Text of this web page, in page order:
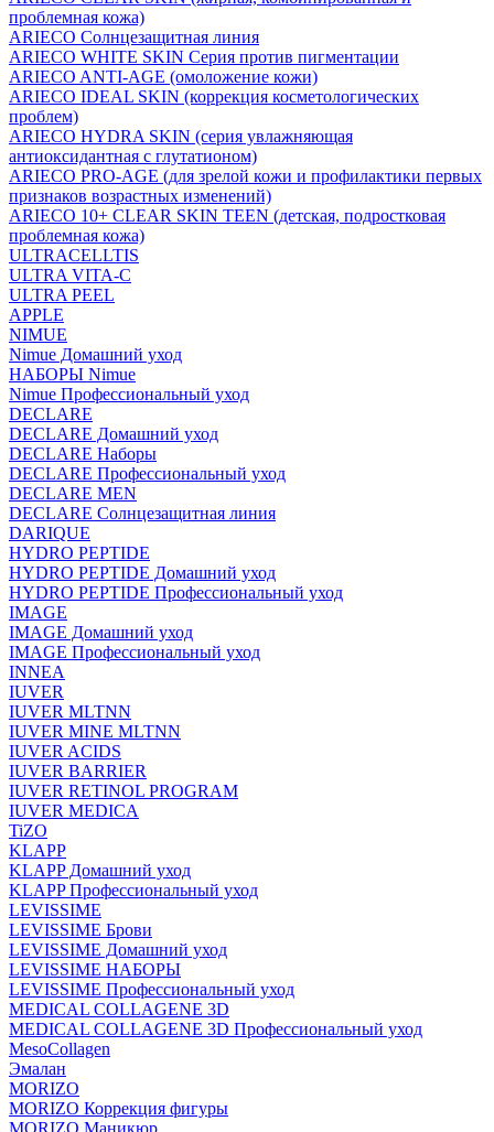
проблемная кожа)
ARIECO Солнцезащитная линия
ARIECO WHITE SKIN Серия против пигментации
ARIECO ANTI-AGE (омоложение кожи)
ARIECO IDEAL SKIN (коррекция косметологических
проблем)
ARIECO HYDRA SKIN (серия увлажняющая
антиоксидантная с глутатионом)
ARIECO PRO-AGE (для зрелой кожи и профилактики первых
признаков возрастных изменений)
ARIECO 10+ CLEAR SKIN TEEN (детская, подростковая
проблемная кожа)
ULTRACELLTIS
ULTRA VITA-C
ULTRA PEEL
APPLE
NIMUE
Nimue Домашний уход
НАБОРЫ Nimue
Nimue Профессиональный уход
DECLARE
DECLARE Домашний уход
DECLARE Наборы
DECLARE Профессиональный уход
DECLARE MEN
DECLARE Солнцезащитная линия
DARIQUE
HYDRO PEPTIDE
HYDRO PEPTIDE Домашний уход
HYDRO PEPTIDE Профессиональный уход
IMAGE
IMAGE Домашний уход
IMAGE Профессиональный уход
INNEA
IUVER
IUVER MLTNN
IUVER MINE MLTNN
IUVER ACIDS
IUVER BARRIER
IUVER RETINOL PROGRAM
IUVER MEDICA
TiZO
KLAPP
KLAPP Домашний уход
KLAPP Профессиональный уход
LEVISSIME
LEVISSIME Брови
LEVISSIME Домашний уход
LEVISSIME НАБОРЫ
LEVISSIME Профессиональный уход
MEDICAL COLLAGENE 3D
MEDICAL COLLAGENE 3D Профессиональный уход
MesoCollagen
Эмалан
MORIZO
MORIZO Коррекция фигуры
MORIZO Маникюр